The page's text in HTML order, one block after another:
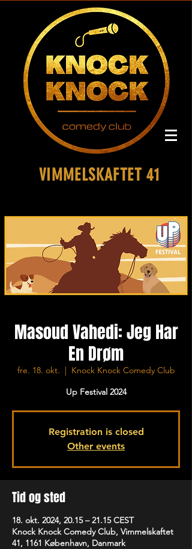
VIMMELSKAFTET 41
Masoud Vahedi: Jeg Har
En Drøm
fre. 18. okt.
  |
Knock Knock Comedy Club
Up Festival 2024
Registration is closed
Other events
Tid og sted
18. okt. 2024, 20.15 – 21.15 CEST
Knock Knock Comedy Club, Vimmelskaftet
41, 1161 København, Danmark